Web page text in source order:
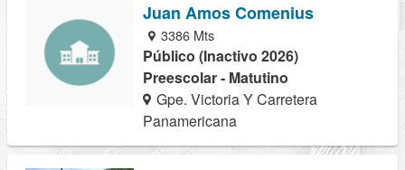
Juan Amos Comenius
3386 Mts
Público (Inactivo 2026)
Preescolar - Matutino
Gpe. Victoria Y Carretera
Panamericana